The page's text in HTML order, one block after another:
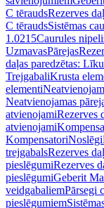
C tēraudsRezerves
C tēraudsSistēmas
1.0215Caurules
UzmavasPārejas
daļas paredzētas:
TrejgabaliKrusta
elementi
Neatvienojamas
atvienojamiRezerves
atvienojami
KompensatoriNoslēgi
trejgabalsRezerves
pieslēgumiRezerves
pieslēgumiGeberit
veidgabaliemPārsegi
pieslēgumiem